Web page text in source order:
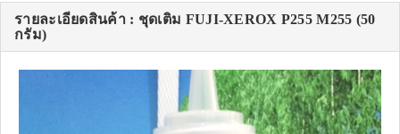
รายละเอียดสินค้า : ชุดเติม FUJI-XEROX P255 M255 (50
กรัม)